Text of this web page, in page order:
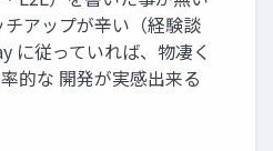
チアップが辛い（経験談
に従っていれば、物凄く
的な 開発が実感出来る